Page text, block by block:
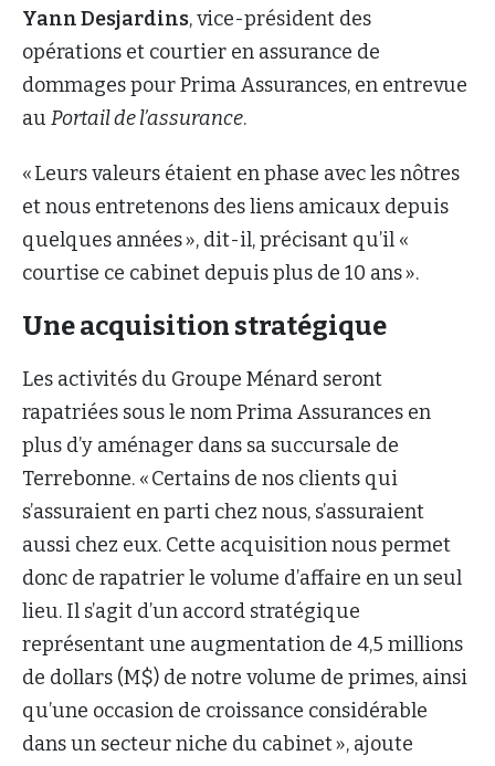
Yann Desjardins, vice-président des
opérations et courtier en assurance de
dommages pour Prima Assurances, en entrevue
au Portail de l’assurance.
« Leurs valeurs étaient en phase avec les nôtres
et nous entretenons des liens amicaux depuis
quelques années », dit-il, précisant qu’il «
courtise ce cabinet depuis plus de 10 ans ».
Une acquisition stratégique
Les activités du Groupe Ménard seront
rapatriées sous le nom Prima Assurances en
plus d’y aménager dans sa succursale de
Terrebonne. « Certains de nos clients qui
s’assuraient en parti chez nous, s’assuraient
aussi chez eux. Cette acquisition nous permet
donc de rapatrier le volume d’affaire en un seul
lieu. Il s’agit d’un accord stratégique
représentant une augmentation de 4,5 millions
de dollars (M$) de notre volume de primes, ainsi
qu’une occasion de croissance considérable
dans un secteur niche du cabinet », ajoute